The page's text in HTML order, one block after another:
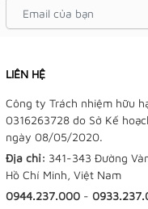
LIÊN HỆ
Công ty Trách nhiệm hữu
0316263728 do Sở Kế
ngày 08/05/2020.
Địa chỉ: 341-343 Đường
Hồ Chí Minh, Việt Nam
0944.237.000 -